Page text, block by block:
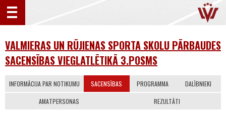
VALMIERAS UN RŪJIENAS SPORTA SKOLU PĀRBAUDES
SACENSĪBAS VIEGLATLĒTIKĀ 3.POSMS
INFORMĀCIJA PAR NOTIKUMU SACENSĪBAS PROGRAMMA DALĪBNIEKI
AMATPERSONAS REZULTĀTI